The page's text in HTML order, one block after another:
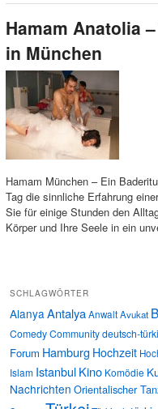
Hamam Anatolia
in München
Hamam München – Ein
Tag die sinnliche Erfahrung
Sie für einige Stunden den
Körper und Ihre Seele in ein
SCHLAGWÖRTER
AlanyaAntalyaAnwaltAvukat
ComedyCommunitydeutsch-
Forum Hamburg Hochzeit
Islam IstanbulKino Komödie
Nachrichten Orientalischer